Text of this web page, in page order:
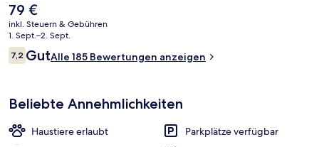
Fassade der Unterkunft – Abend/
Der
aktuelle
Preis
beträgt
79 €.
79 €
inkl. Steuern & Gebühren
1. Sept.–2. Sept.
Bewertungen
7,27,2 von 10.
GutAlle 185 Bewertungen anzeigen
Beliebte Annehmlichkeiten
Haustiere erlaubt
Parkplätze verfügbar